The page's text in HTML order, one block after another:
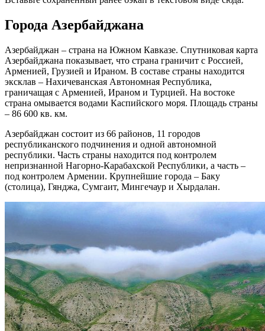
Города Азербайджана
Азербайджан – страна на Южном Кавказе. Спутниковая карта
Азербайджана показывает, что страна граничит с Россией,
Арменией, Грузией и Ираном. В составе страны находится
эксклав – Нахичеванская Автономная Республика,
граничащая с Арменией, Ираном и Турцией. На востоке
страна омывается водами Каспийского моря. Площадь страны
– 86 600 кв. км.
Азербайджан состоит из 66 районов, 11 городов
республиканского подчинения и одной автономной
республики. Часть страны находится под контролем
непризнанной Нагорно-Карабахской Республики, а часть –
под контролем Армении. Крупнейшие города – Баку
(столица), Гянджа, Сумгаит, Мингечаур и Хырдалан.